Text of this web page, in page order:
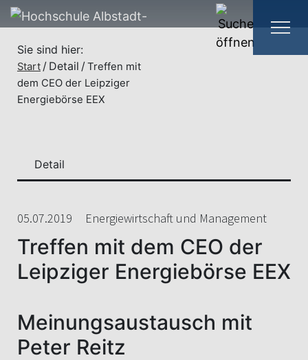
Sie sind hier:
Start Detail
Treffen mit
dem CEO der Leipziger
Energiebörse EEX
05.07.2019 Energiewirtschaft und Management
Treffen mit dem CEO der
Leipziger Energiebörse EEX
Meinungsaustausch mit
Peter Reitz
Detail